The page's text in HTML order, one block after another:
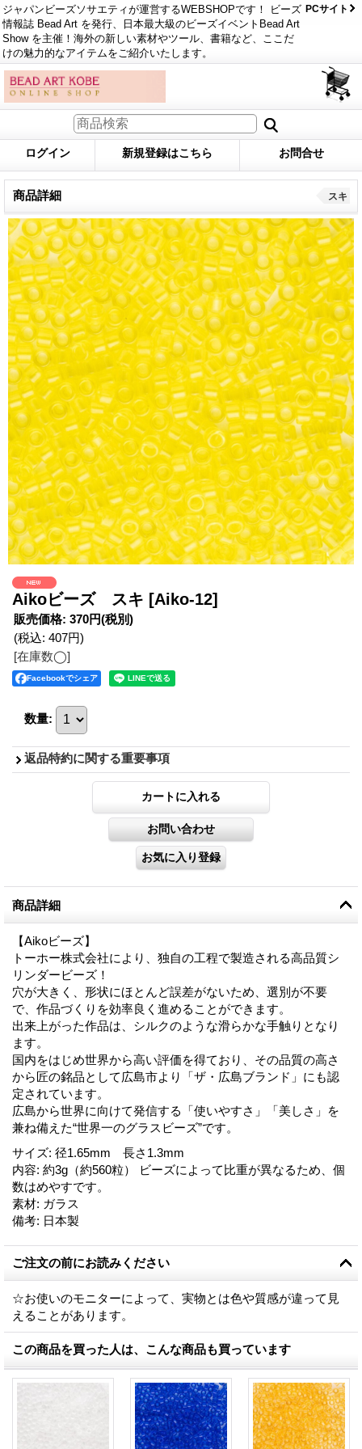
ジャパンビーズソサエティが運営するWEBSHOPです！ ビーズ
情報誌 Bead Art を発行、日本最大級のビーズイベントBead Art
Show を主催！海外の新しい素材やツール、書籍など、ここだ
けの魅力的なアイテムをご紹介いたします。
PCサイト
ログイン 新規登録はこちら お問合せ
商品詳細 スキ
Aikoビーズ スキ [Aiko-12]
販売価格: 370円(税別)
(税込: 407円)
[在庫数◯]
Facebookでシェア
数量:
返品特約に関する重要事項
商品詳細
【Aikoビーズ】
トーホー株式会社により、独自の工程で製造される高品質シ
リンダービーズ！
穴が大きく、形状にほとんど誤差がないため、選別が不要
で、作品づくりを効率良く進めることができます。
出来上がった作品は、シルクのような滑らかな手触りとなり
ます。
国内をはじめ世界から高い評価を得ており、その品質の高さ
から匠の銘品として広島市より「ザ・広島ブランド」にも認
定されています。
広島から世界に向けて発信する「使いやすさ」「美しさ」を
兼ね備えた“世界一のグラスビーズ”です。
サイズ: 径1.65mm 長さ1.3mm
内容: 約3g（約560粒） ビーズによって比重が異なるため、個
数はめやすです。
素材: ガラス
備考: 日本製
ご注文の前にお読みください
☆お使いのモニターによって、実物とは色や質感が違って見
えることがあります。
この商品を買った人は、こんな商品も買っています